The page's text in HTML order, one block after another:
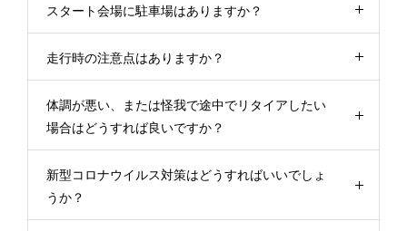
スタート会場に駐車場はありますか？
走行時の注意点はありますか？
体調が悪い、または怪我で途中でリタイアしたい
場合はどうすれば良いですか？
新型コロナウイルス対策はどうすればいいでしょ
うか？